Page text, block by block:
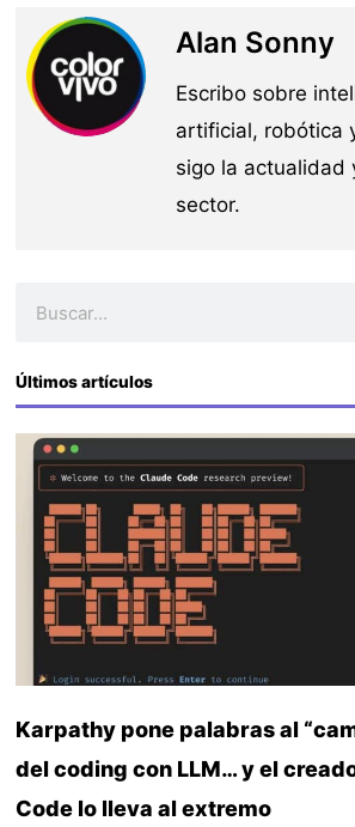
Alan Sonny
Escribo sobre
artificial, robótica
sigo la actualidad
sector.
Últimos artículos
Karpathy pone palabras al
del coding con LLM… y el
Code lo lleva al extremo